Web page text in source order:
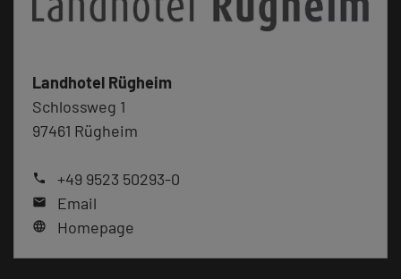
Landhotel Rügheim
Schlossweg 1
97461 Rügheim
phone +49 9523 50293-0
mail Email
language Homepage